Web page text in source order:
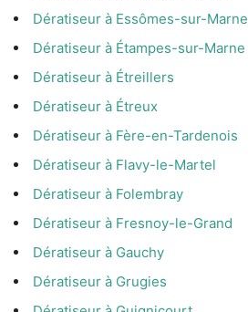
Dératiseur à Essômes-sur-Marne
Dératiseur à Étampes-sur-Marne
Dératiseur à Étreillers
Dératiseur à Étreux
Dératiseur à Fère-en-Tardenois
Dératiseur à Flavy-le-Martel
Dératiseur à Folembray
Dératiseur à Fresnoy-le-Grand
Dératiseur à Gauchy
Dératiseur à Grugies